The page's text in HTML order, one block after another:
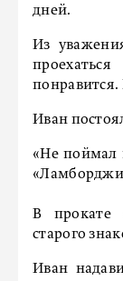
дней.
Из
понравится.
Иван
«Не поймал
В прокате
старого
Иван